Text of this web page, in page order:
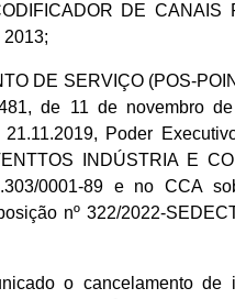
DE
2013;
DE SERVIÇO (POS-
de 11 de novembro
Poder
INDÚSTRIA E
0001-89 e no CCA
nº 322/2022-
o cancelamento de